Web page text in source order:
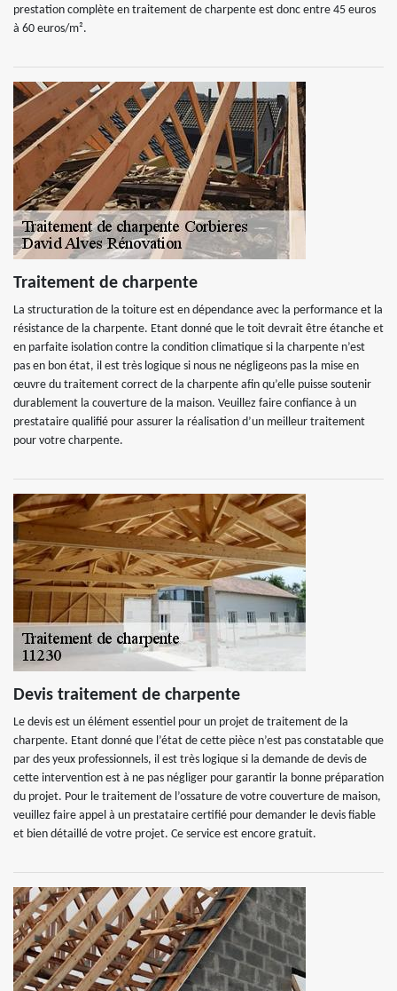
prestation complète en traitement de charpente est donc entre 45 euros
à 60 euros/m².
Traitement de charpente
La structuration de la toiture est en dépendance avec la performance et la
résistance de la charpente. Etant donné que le toit devrait être étanche et
en parfaite isolation contre la condition climatique si la charpente n’est
pas en bon état, il est très logique si nous ne négligeons pas la mise en
œuvre du traitement correct de la charpente afin qu’elle puisse soutenir
durablement la couverture de la maison. Veuillez faire confiance à un
prestataire qualifié pour assurer la réalisation d’un meilleur traitement
pour votre charpente.
Devis traitement de charpente
Le devis est un élément essentiel pour un projet de traitement de la
charpente. Etant donné que l’état de cette pièce n’est pas constatable que
par des yeux professionnels, il est très logique si la demande de devis de
cette intervention est à ne pas négliger pour garantir la bonne préparation
du projet. Pour le traitement de l’ossature de votre couverture de maison,
veuillez faire appel à un prestataire certifié pour demander le devis fiable
et bien détaillé de votre projet. Ce service est encore gratuit.